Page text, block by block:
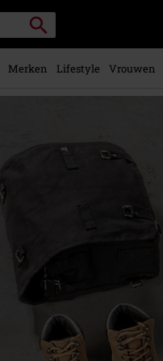
Packstation
zoeken
Merken Lifestyle Vrouwen